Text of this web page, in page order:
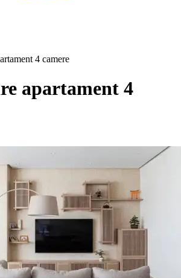
4 camere
apartament 4